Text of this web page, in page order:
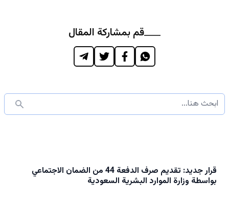
قم بمشاركة المقال
قرار جديد: تقديم صرف الدفعة 44 من الضمان الاجتماعي
بواسطة وزارة الموارد البشرية السعودية